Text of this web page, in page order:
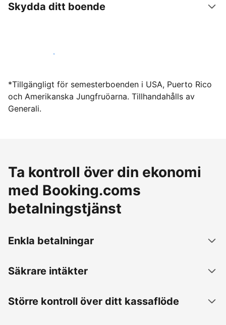
Skydda ditt boende
Hyr ut hos oss idag
*Tillgängligt för semesterboenden i USA, Puerto Rico
och Amerikanska Jungfruöarna. Tillhandahålls av
Generali.
Ta kontroll över din ekonomi
med Booking.coms
betalningstjänst
Enkla betalningar
Säkrare intäkter
Större kontroll över ditt kassaflöde